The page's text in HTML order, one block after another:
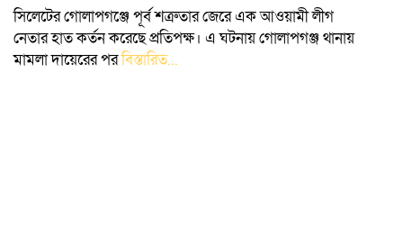
সিলেটের গোলাপগঞ্জে পূর্ব শত্রুতার জেরে এক আওয়ামী লীগ
নেতার হাত কর্তন করেছে প্রতিপক্ষ। এ ঘটনায় গোলাপগঞ্জ থানায়
মামলা দায়েরের পরবিস্তারিত...